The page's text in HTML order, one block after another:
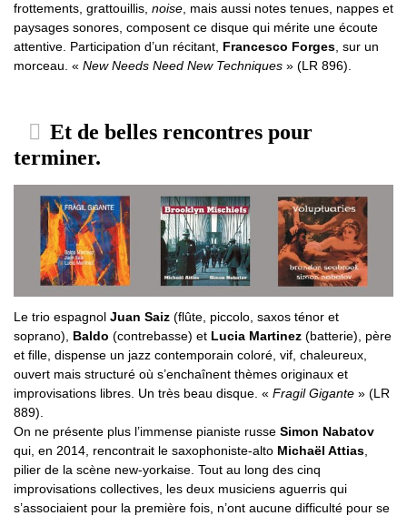
frottements, grattouillis, noise, mais aussi notes tenues, nappes et
paysages sonores, composent ce disque qui mérite une écoute
attentive. Participation d’un récitant, Francesco Forges, sur un
morceau. « New Needs Need New Techniques » (LR 896).
Et de belles rencontres pour
terminer.
Le trio espagnol Juan Saiz (flûte, piccolo, saxos ténor et
soprano), Baldo (contrebasse) et Lucia Martinez (batterie), père
et fille, dispense un jazz contemporain coloré, vif, chaleureux,
ouvert mais structuré où s’enchaînent thèmes originaux et
improvisations libres. Un très beau disque. « Fragil Gigante » (LR
889).
On ne présente plus l’immense pianiste russe Simon Nabatov
qui, en 2014, rencontrait le saxophoniste-alto Michaël Attias
pilier de la scène new-yorkaise. Tout au long des cinq
improvisations collectives, les deux musiciens aguerris qui
s’associaient pour la première fois, n’ont aucune difficulté pour se